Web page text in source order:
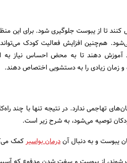
کنند تا از یبوست جلوگیری شود. برای این
هم‌چنین افزایش فعالیت کودک
آموزش دهند تا به محض احساس نیاز به
و زمان زیادی را به دستشویی اختصاص دهند.
تهاجمی ندارد. در نتیجه تنها با چند
توصیه می‌شود، به شرح زیر است.
یبوست و به دنبال آندرمان بواسیرکمک